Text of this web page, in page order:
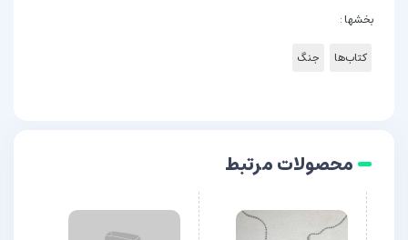
بخشها :
کتاب‌ها
جنگ
محصولات مرتبط